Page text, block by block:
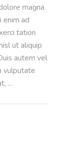
magna
ad
tation
ut aliquip
autem vel
vulputate